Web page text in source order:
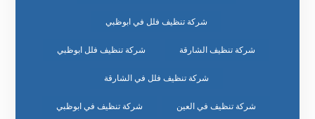
شركة تنظيف فلل في ابوظبي
شركة تنظيف الشارقة شركة تنظيف فلل ابوظبي
شركة تنظيف فلل في الشارقة
شركة تنظيف في العين شركة تنظيف في ابوظبي